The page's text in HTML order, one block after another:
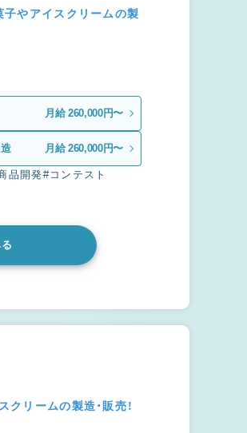
子やアイスクリームの製
月給 260,000円〜
月給 260,000円〜
品開発#コンテスト
リームの製造・販売！